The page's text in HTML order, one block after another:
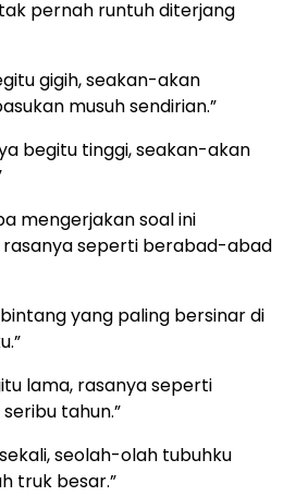
pernah runtuh diterjang
gigih, seakan-akan
musuh sendirian.”
begitu tinggi, seakan-akan
mengerjakan soal ini
rasanya seperti berabad-abad
yang paling bersinar di
lama, rasanya seperti
tahun.”
seolah-olah tubuhku
truk besar.”